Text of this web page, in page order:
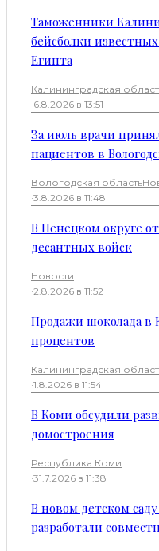
Таможенники
бейсболки
Египта
Калининградская
·6.8.2026 в 13:51
За июль врачи
пациентов в
Вологодская область
·3.8.2026 в 11:48
В Ненецком округе
десантных войск
Новости
·2.8.2026 в 11:52
Продажи шоколада в
процентов
Калининградская
·1.8.2026 в 11:54
В Коми обсудили
домостроения
Республика Коми
·31.7.2026 в 11:38
В новом детском
разработали